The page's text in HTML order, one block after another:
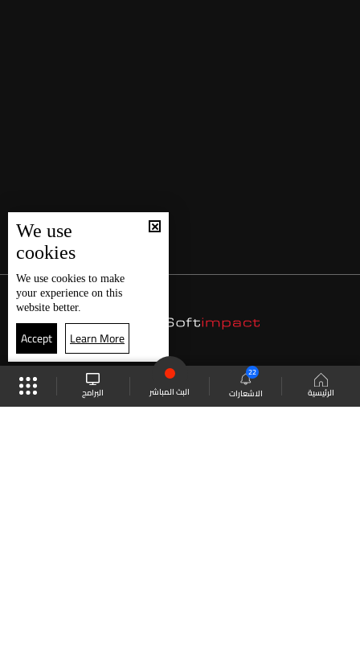
الرئيسية الاشعارات
22
البث المباشر البرامج
We use
cookies
We use cookies to make
your experience on this
website better.
Accept Learn More
موقع البرامج الجدول البث المباشر